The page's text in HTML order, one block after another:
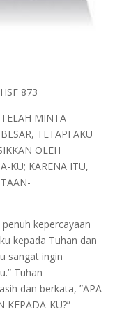
873
MINTA
TETAPI AKU
OLEH
KU; KARENA ITU,
kepercayaan
kepada Tuhan dan
sangat ingin
Tuhan
dan berkata, ”APA
KEPADA-KU?”